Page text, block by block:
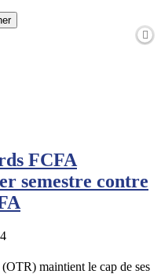
FCFA
semestre contre
maintient le cap de ses